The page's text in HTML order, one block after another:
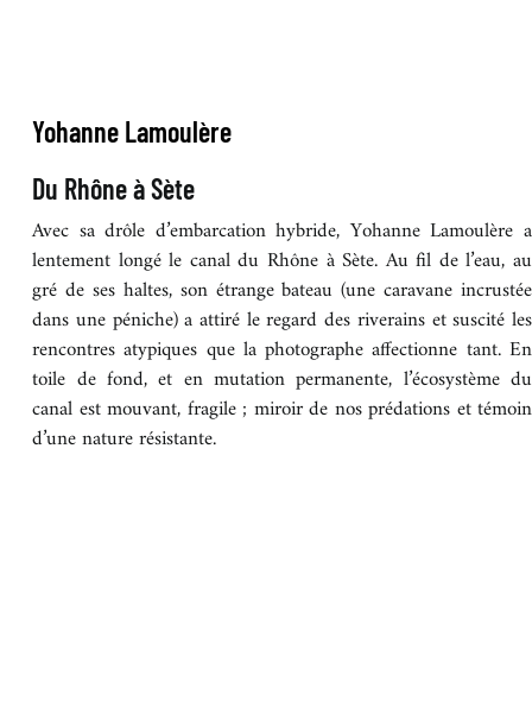
Yohanne Lamoulère
Du Rhône à Sète
Avec sa drôle d’embarcation hybride, Yohanne Lamoulère a
lentement longé le canal du Rhône à Sète. Au fil de l’eau, au
gré de ses haltes, son étrange bateau (une caravane incrustée
dans une péniche) a attiré le regard des riverains et suscité les
rencontres atypiques que la photographe affectionne tant. En
toile de fond, et en mutation permanente, l’écosystème du
canal est mouvant, fragile ; miroir de nos prédations et témoin
d’une nature résistante.